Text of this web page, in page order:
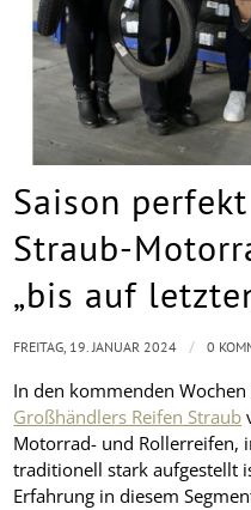
Saison
Straub-
„bis auf
In den kommenden
Großhändlers Reifen Straub
Motorrad- und Rollerreifen,
traditionell stark aufgestellt
Erfahrung in diesem
FREITAG, 19. JANUAR 2024 / 0